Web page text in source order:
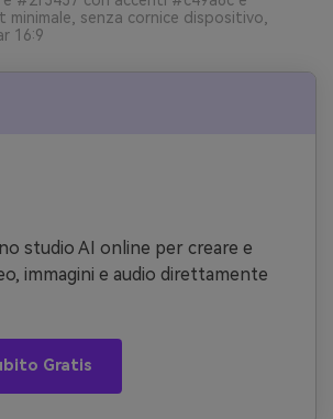
senza cornice dispositivo,
16:9
studio AI online per creare e
immagini e audio direttamente
Gratis